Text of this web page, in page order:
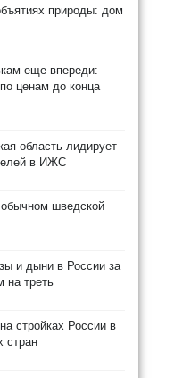
природы: дом
еще впереди:
ценам до конца
область лидирует
в ИЖС
обычном шведской
и дыни в России за
на треть
стройках России в
стран